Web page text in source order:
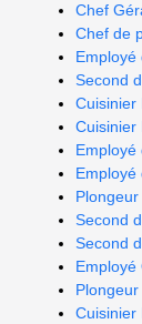
Chef
Chef de
Employé
Second
Cuisinier
Cuisinier
Employé
Employé
Plongeur
Second
Second
Employé
Plongeur
Cuisinier